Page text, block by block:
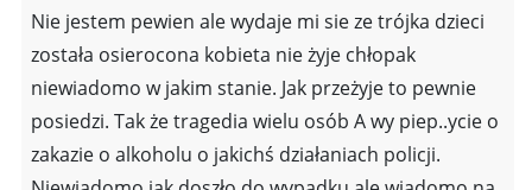
Nie jestem pewien ale wydaje mi sie ze trójka dzieci
została osierocona kobieta nie żyje chłopak
niewiadomo w jakim stanie. Jak przeżyje to pewnie
posiedzi. Tak że tragedia wielu osób A wy piep..ycie o
zakazie o alkoholu o jakichś działaniach policji.